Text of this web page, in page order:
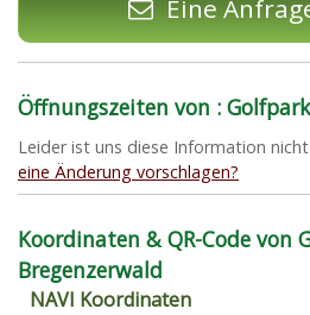
Eine
Öffnungszeiten von :
Leider ist uns diese Information
eine Änderung vorschlagen?
Koordinaten & QR-Code von
Bregenzerwald
NAVI Koordinaten